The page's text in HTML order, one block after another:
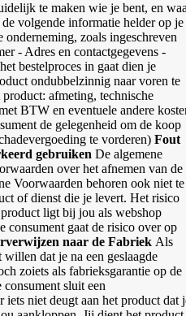
te maken wie je bent, en
volgende informatie helder op je
onderneming, zoals ingeschreven
- Adres en contactgegevens -
bestelproces in gaat dien je
ondubbelzinnig naar voren te
afmeting, technische
BTW en eventuele andere
de gelegenheid om de koop
te vorderen) Fout
gebruiken De algemene
over het afnemen van de
Voorwaarden behoren ook niet te
of dienst die je levert. Het risico
ligt bij jou als webshop
consument gaat de risico over op
naar de Fabriek Als
dat je na een geslaagde
zoiets als fabrieksgarantie op de
sluit een
niet deugt aan het product dat